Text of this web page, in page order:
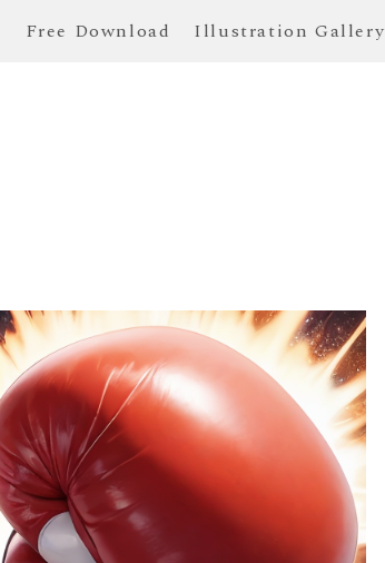
Free Download Illustration Gallery